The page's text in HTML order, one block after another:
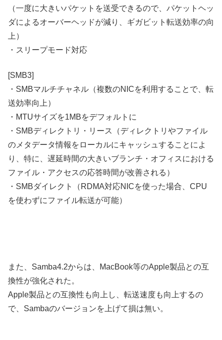
（一度に大きいパケットを送受できるので、パケットヘッ
ダによるオーバーヘッドが減り、ギガビット転送効率の向
上）
・スリープモード対応
[SMB3]
・SMBマルチチャネル（複数のNICを利用することで、転
送効率向上）
・MTUサイズを1MBをデフォルトに
・SMBディレクトリ・リース（ディレクトリやファイル
のメタデータ情報をローカルにキャッシュすることによ
り、特に、遅延時間の大きいブランチ・オフィスにおける
ファイル・アクセスの応答時間が改善される）
・SMBダイレクト（RDMA対応NICを使った場合、CPU
を使わずにファイル転送が可能）
また、Samba4.2からは、MacBook等のApple製品との互
換性が強化された。
Apple製品との互換性も向上し、転送速度も向上するの
で、Sambaのバージョンを上げて損は無い。